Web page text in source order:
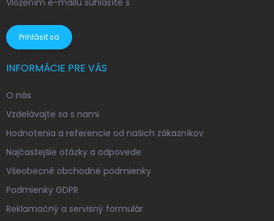
Vložením e-mailu súhlasíte s
Prihlásiť sa
INFORMÁCIE PRE VÁS
O nás
Vzdelávajte sa s nami
Hodnotenia a referencie od našich zákazníkov
Najčastejšie otázky a odpovede
Všeobecné obchodné podmienky
Podmienky GDPR
Reklamačný a servisný formulár